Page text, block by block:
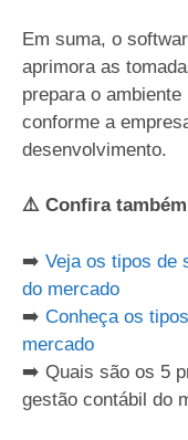
Em suma, o
aprimora as
prepara o
conforme a
desenvolvimento.
⚠️ Confira
➡️ Veja os tipos de
do mercado
➡️ Conheça os
mercado
➡️ Quais são os 5
gestão contábil do